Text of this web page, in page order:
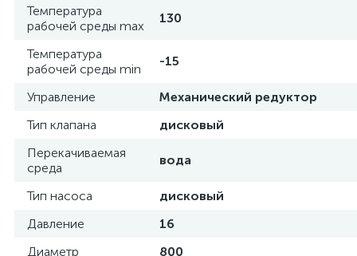
Температура
рабочей среды max
130
Температура
рабочей среды min
-15
Управление
Механический редуктор
Тип клапана
дисковый
Перекачиваемая
среда
вода
Тип насоса
дисковый
Давление
16
Диаметр
800